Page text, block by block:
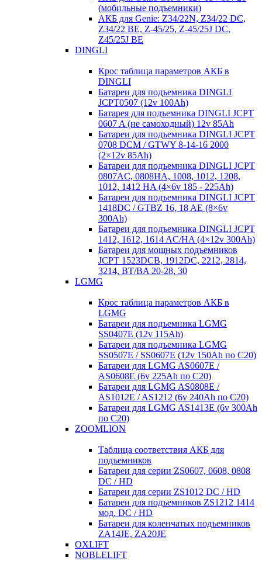
(мобильные подъемники)
АКБ для Genie: Z34/22N, Z34/22 DC,
Z34/22 BE, Z-45/25, Z-45/25J DC,
Z45/25J BE
DINGLI
Крос таблица параметров АКБ в
DINGLI
Батареи для подъемника DINGLI
JCPT0507 (12v 100Ah)
Батарея для подъемника DINGLI JCPT
0607 A (не самоходный) 12v 85Ah
Батареи для подъемника DINGLI JCPT
0708 DCM / GTWY 8-14-16 2000
(2×12v 85Ah)
Батареи для подъемника DINGLI JCPT
0807AC, 0808HA, 1008, 1012, 1208,
1012, 1412 HA (4×6v 185 - 225Ah)
Батареи для подъемника DINGLI JCPT
1418DC / GTBZ 16, 18 AE (8×6v
300Ah)
Батареи для подъемника DINGLI JCPT
1412, 1612, 1614 AC/HA (4×12v 300Ah)
Батареи для мощных подъемников
JCPT 1523DCB, 1912DC, 2212, 2814,
3214, BT/BA 20-28, 30
LGMG
Крос таблица параметров АКБ в
LGMG
Батареи для подъемника LGMG
SS0407E (12v 115Ah)
Батареи для подъемника LGMG
SS0507E / SS0607E (12v 150Ah по С20)
Батареи для LGMG AS0607E /
AS0608E (6v 225Ah по С20)
Батареи для LGMG AS0808E /
AS1012E / AS1212 (6v 240Ah по С20)
Батареи для LGMG AS1413E (6v 300Ah
по С20)
ZOOMLION
Таблица соответствия АКБ для
подъемников
Батареи для серии ZS0607, 0608, 0808
DC / HD
Батареи для серии ZS1012 DC / HD
Батареи для подъемников ZS1212 1414
мод. DC / HD
Батареи для коленчатых подъемников
ZA14JE, ZA20JE
OXLIFT
NOBLELIFT